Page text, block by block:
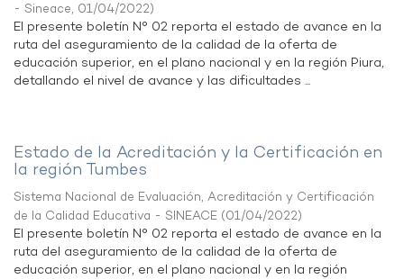
- Sineace, 01/04/2022)
El presente boletín N° 02 reporta el estado de avance en la
ruta del aseguramiento de la calidad de la oferta de
educación superior, en el plano nacional y en la región Piura,
detallando el nivel de avance y las dificultades ...
Estado de la Acreditación y la Certificación en
la región Tumbes
Sistema Nacional de Evaluación, Acreditación y Certificación
de la Calidad Educativa - SINEACE (01/04/2022)
El presente boletín N° 02 reporta el estado de avance en la
ruta del aseguramiento de la calidad de la oferta de
educación superior, en el plano nacional y en la región